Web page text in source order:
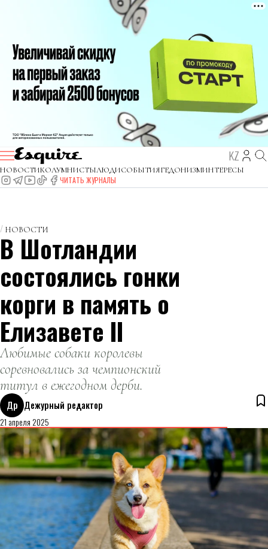
KZ
НОВОСТИКОЛУМНИСТЫЛЮДИСОБЫТИЯГЕДОНИЗМИНТЕРЕСЫ
ЧИТАТЬ ЖУРНАЛЫ
НОВОСТИ
В Шотландии
состоялись гонки
корги в память о
Елизавете II
Любимые собаки королевы
соревновались за чемпионский
титул в ежегодном дерби.
Др Дежурный редактор
21 апреля 2025